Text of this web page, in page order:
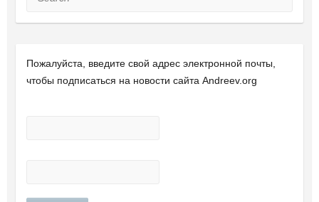
Пожалуйста, введите свой ​​адрес электронной почты,
чтобы подписаться на новости сайта Andreev.org